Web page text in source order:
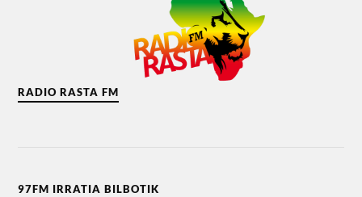
RADIO RASTA FM
97FM IRRATIA BILBOTIK